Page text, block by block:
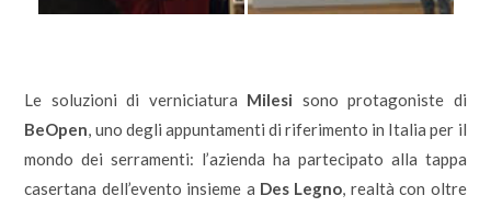
Le soluzioni di verniciatura Milesi sono protagoniste di
BeOpen, uno degli appuntamenti di riferimento in Italia per il
mondo dei serramenti: l’azienda ha partecipato alla tappa
casertana dell’evento insieme a Des Legno, realtà con oltre